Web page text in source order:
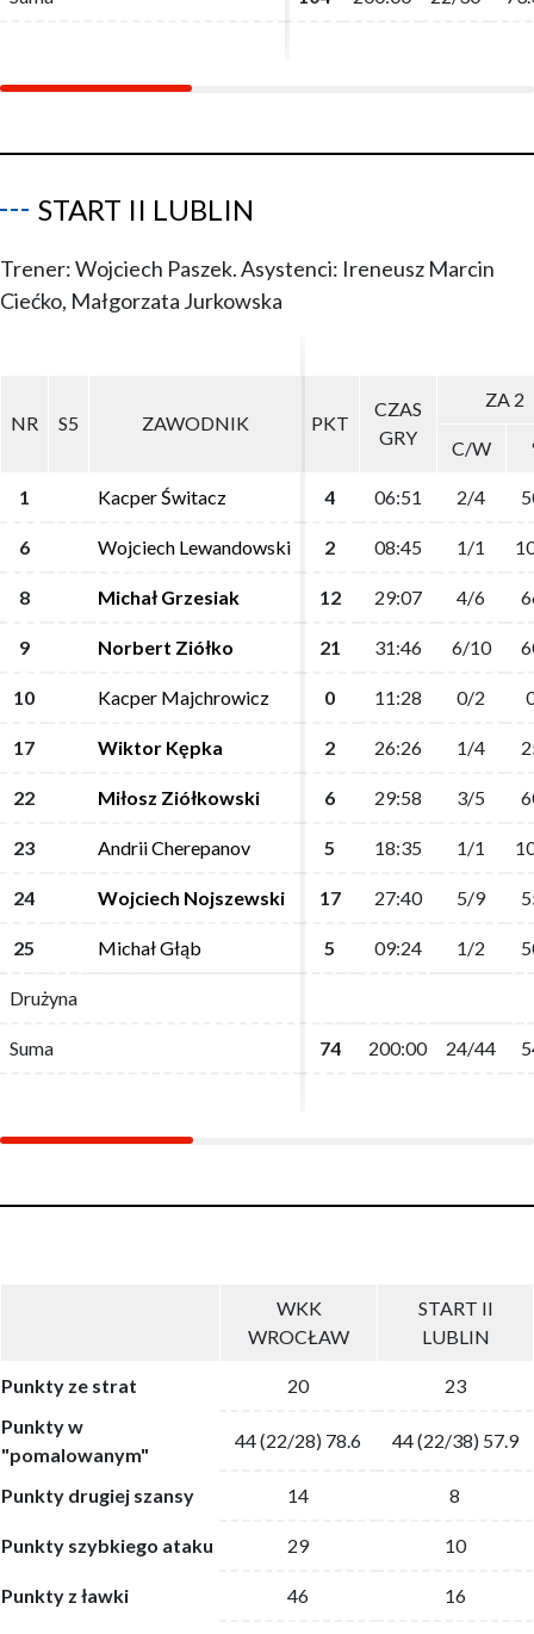
START II LUBLIN
Trener: Wojciech Paszek. Asystenci: Ireneusz Marcin
Ciećko, Małgorzata Jurkowska
NR S5 ZAWODNIK PKT
CZAS
GRY
ZA 2
C/W
1 Kacper Świtacz 4 06:51 2/4
6 Wojciech Lewandowski 2 08:45 1/1
8 Michał Grzesiak 12 29:07 4/6
9 Norbert Ziółko 21 31:46 6/10
10 Kacper Majchrowicz 0 11:28 0/2
17 Wiktor Kępka 2 26:26 1/4
22 Miłosz Ziółkowski 6 29:58 3/5
23 Andrii Cherepanov 5 18:35 1/1
24 Wojciech Nojszewski 17 27:40 5/9
25 Michał Głąb 5 09:24 1/2
Drużyna
Suma 74 200:00 24/44
NR S5 ZAWODNIK PKT
CZAS
GRY
ZA 2
C/W
1 Kacper Świtacz 4 06:51 2/4
6 Wojciech Lewandowski 2 08:45 1/1
8 Michał Grzesiak 12 29:07 4/6
9 Norbert Ziółko 21 31:46 6/10
10 Kacper Majchrowicz 0 11:28 0/2
17 Wiktor Kępka 2 26:26 1/4
22 Miłosz Ziółkowski 6 29:58 3/5
23 Andrii Cherepanov 5 18:35 1/1
24 Wojciech Nojszewski 17 27:40 5/9
25 Michał Głąb 5 09:24 1/2
Drużyna
Suma 74 200:00 24/44
WKK
WROCŁAW
START II
LUBLIN
Punkty ze strat 20
23
Punkty w
"pomalowanym"
44 (22/28) 78.6 44 (22/38) 57.9
Punkty drugiej szansy 14 8
Punkty szybkiego ataku 29 10
Punkty z ławki 46 16